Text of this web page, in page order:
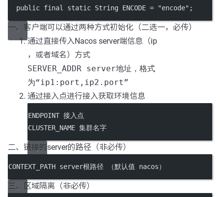
  public final static String ENCODE = "encode";
一、客户端可以通过两种方式初始化（二选一，必传）
通过直接传入Nacos server端信息（ip
，或者域名）方式
SERVER_ADDR server地址，格式
为“ip1:port,ip2.port”
通过接入点进行接入获取环境信息
ENDPOINT 接入点
CLUSTER_NAME 集群名字
二、链接的server的路径（非必传）
CONTEXT_PATH server根路径 （默认值 nacos）
三、区域隔离（非必传）